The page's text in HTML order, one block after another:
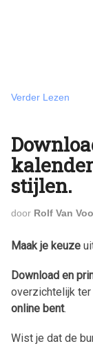
Verder Lezen
stijlen.
door Rolf Van
Maak je keuze
Download en
overzichtelijk
online bent.
Wist je dat de